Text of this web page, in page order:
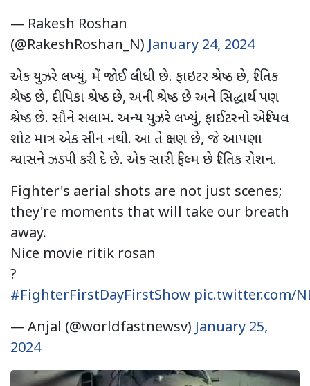
— Rakesh Roshan
(@RakeshRoshan_N) January 24, 2024
એક યુઝરે લખ્યું, મેં જોઈ લીધી છે. ફાઇટર શ્રેષ્ઠ છે, રિતિક
શ્રેષ્ઠ છે, દીપિકા શ્રેષ્ઠ છે, અની શ્રેષ્ઠ છે અને સિદ્ધાર્થ પણ
શ્રેષ્ઠ છે. સૌને સલામ. અન્ય યુઝરે લખ્યું, ફાઈટરનો એરિયલ
શોટ માત્ર એક સીન નથી. આ તે ક્ષણ છે, જે આપણા
શ્વાસને ઝડપી કરી દે છે. એક સારી ફિલ્મ છે રિતિક રોશન.
Fighter's aerial shots are not just scenes;
they're moments that will take our breath
away.
Nice movie ritik rosan
?
#FighterFirstDayFirstShow pic.twitter.com/
— Anjal (@worldfastnewsv) January 25,
2024